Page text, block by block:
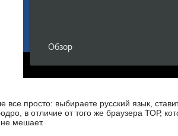
все просто: выбираете русский язык,
в отличие от того же браузера ТОР,
мешает.